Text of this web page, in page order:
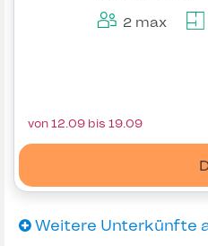
2 max
von 12.09 bis 19.09
Weitere Unterkünfte